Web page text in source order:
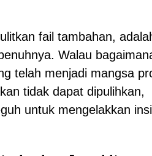
fail tambahan,
Walau
telah menjadi mangsa
tidak dapat dipulihkan,
untuk mengelakkan